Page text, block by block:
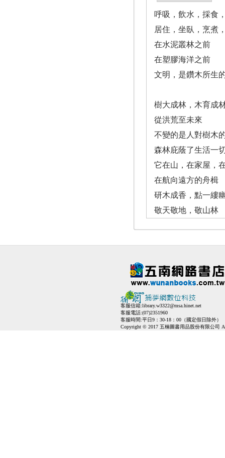
呼吸，飲水，採食
居住，坐臥，烹煮
在水泥叢林之前
在塑膠海洋之前
文明，是鑽木所生
樹大成林，木育成
從洪荒至未來
不變的是人對樹木
森林庇蔭了生活一
它在山，在家屋，
在航向遠方的舟楫
研木成香，點一縷
敬天敬地，敬山林
客服信箱:library.w3322@msa.hinet.net
客服電話:(07)2351960
客服時間:平日9：30-18：00（國定假日除外）
Copyright © 2017 五楠圖書用品股份有限公司